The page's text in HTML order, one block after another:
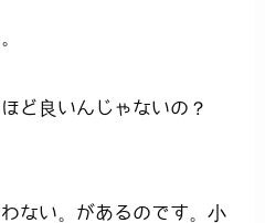
ど良いんじゃないの？
ない。があるのです。小